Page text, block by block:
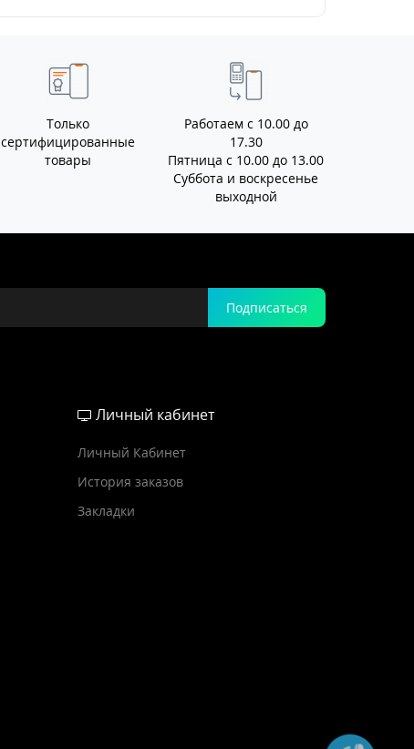
Только
сертифицированные
товары
Работаем с 10.00 до
17.30
Пятница с 10.00 до 13.00
Суббота и воскресенье
выходной
Подписаться
Личный кабинет
Личный Кабинет
История заказов
Закладки